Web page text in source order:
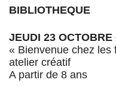
BIBLIOTHEQUE
JEUDI 23
« Bienvenue chez les
atelier créatif
A partir de 8 ans